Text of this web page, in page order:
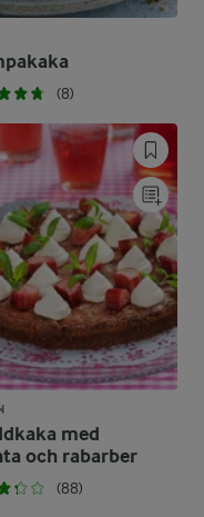
(8)
med
och rabarber
(88)